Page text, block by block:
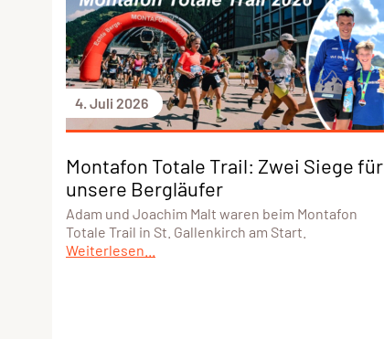
4. Juli 2026
Montafon Totale Trail: Zwei Siege für
unsere Bergläufer
Adam und Joachim Malt waren beim Montafon
Totale Trail in St. Gallenkirch am Start.
Weiterlesen...